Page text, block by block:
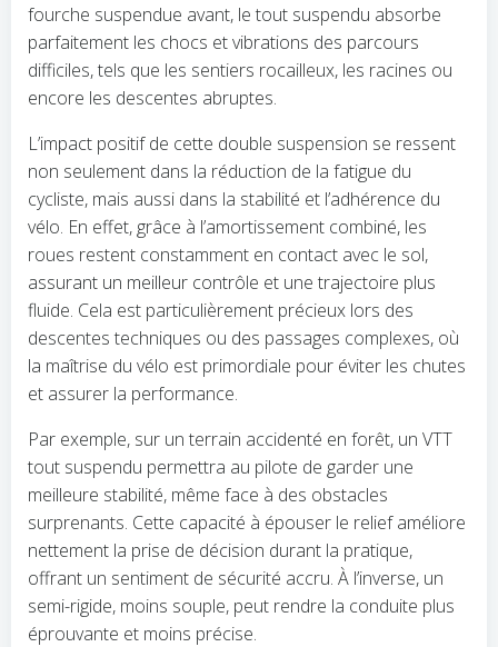
fourche suspendue avant, le tout suspendu absorbe
parfaitement les chocs et vibrations des parcours
difficiles, tels que les sentiers rocailleux, les racines ou
encore les descentes abruptes.
L’impact positif de cette double suspension se ressent
non seulement dans la réduction de la fatigue du
cycliste, mais aussi dans la stabilité et l’adhérence du
vélo. En effet, grâce à l’amortissement combiné, les
roues restent constamment en contact avec le sol,
assurant un meilleur contrôle et une trajectoire plus
fluide. Cela est particulièrement précieux lors des
descentes techniques ou des passages complexes, où
la maîtrise du vélo est primordiale pour éviter les chutes
et assurer la performance.
Par exemple, sur un terrain accidenté en forêt, un VTT
tout suspendu permettra au pilote de garder une
meilleure stabilité, même face à des obstacles
surprenants. Cette capacité à épouser le relief améliore
nettement la prise de décision durant la pratique,
offrant un sentiment de sécurité accru. À l’inverse, un
semi-rigide, moins souple, peut rendre la conduite plus
éprouvante et moins précise.